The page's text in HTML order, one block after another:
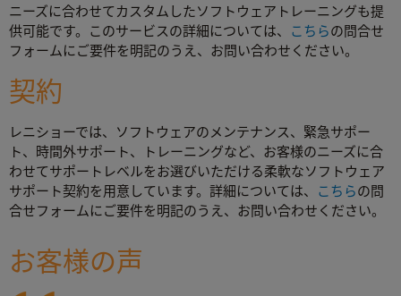
ニーズに合わせてカスタムしたソフトウェアトレーニングも提
供可能です。このサービスの詳細については、 こちらの問合せ
フォームにご要件を明記のうえ、お問い合わせください。
契約
レニショーでは、ソフトウェアのメンテナンス、緊急サポー
ト、時間外サポート、トレーニングなど、お客様のニーズに合
わせてサポートレベルをお選びいただける柔軟なソフトウェア
サポート契約を用意しています。詳細については、 こちらの問
合せフォームにご要件を明記のうえ、お問い合わせください。
お客様の声